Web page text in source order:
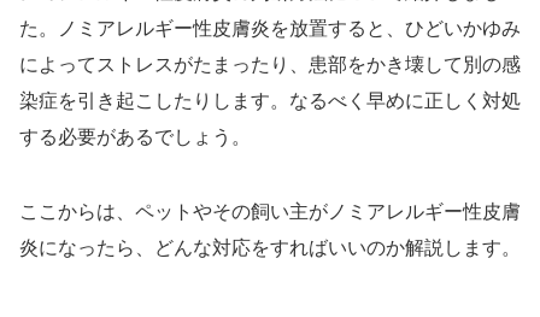
た。ノミアレルギー性皮膚炎を放置すると、ひどいかゆみ
によってストレスがたまったり、患部をかき壊して別の感
染症を引き起こしたりします。なるべく早めに正しく対処
する必要があるでしょう。
ここからは、ペットやその飼い主がノミアレルギー性皮膚
炎になったら、どんな対応をすればいいのか解説します。